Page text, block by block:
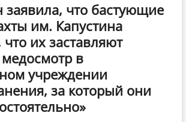
что бастующие
им. Капустина
их заставляют
в
учреждении
за который они